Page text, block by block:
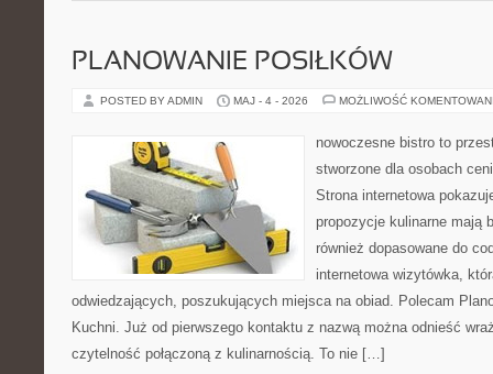
PLANOWANIE POSIŁKÓW
POSTED BY ADMIN MAJ - 4 - 2026 MOŻLIWOŚĆ
nowoczesne bistro to
stworzone dla osobach
Strona internetowa
propozycje kulinarne mają
również dopasowane do
internetowa wizytówka,
odwiedzających, poszukujących miejsca na obiad. Polecam
Kuchni. Już od pierwszego kontaktu z nazwą można odnieść
czytelność połączoną z kulinarnością. To nie […]